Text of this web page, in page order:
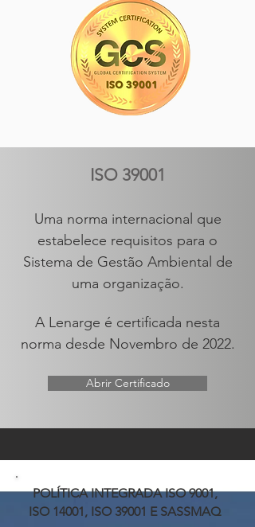
ISO 39001
Uma norma internacional que
estabelece requisitos para o
Sistema de Gestão Ambiental de
uma organização.
A Lenarge é certificada nesta
norma desde Novembro de 2022.
Abrir Certificado
POLÍTICA INTEGRADA ISO 9001,
ISO 14001, ISO 39001 E SASSMAQ